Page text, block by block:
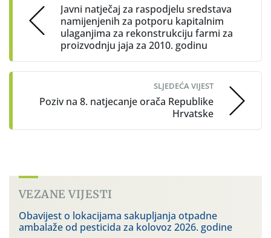
Javni natječaj za raspodjelu sredstava
namijenjenih za potporu kapitalnim
ulaganjima za rekonstrukciju farmi za
proizvodnju jaja za 2010. godinu
SLJEDEĆA VIJEST
Poziv na 8. natjecanje orača Republike
Hrvatske
VEZANE VIJESTI
Obavijest o lokacijama sakupljanja otpadne
ambalaže od pesticida za kolovoz 2026. godine